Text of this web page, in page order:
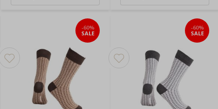
-60%
SALE
-60%
SALE